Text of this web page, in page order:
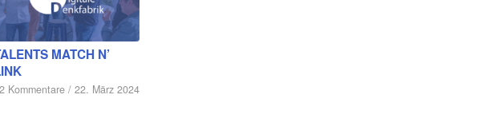
MATCH N’
Kommentare / 22. März 2024